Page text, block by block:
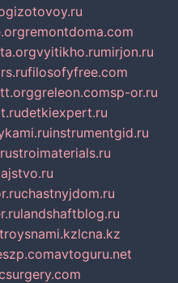
remontdoma.com
vyitikho.rumirjon.ru
filosofyfree.com
greleon.comsp-or.ru
detkiexpert.ru
instrumentgid.ru
stroimaterials.ru
chastnyjdom.ru
landshaftblog.ru
lcna.kz
avtoguru.net